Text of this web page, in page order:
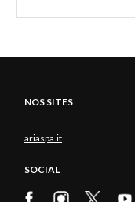
NOS SITES
ariaspa.it
SOCIAL